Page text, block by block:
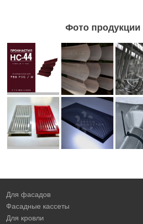
Фото продукции
Для фасадов
Фасадные кассеты
Для кровли